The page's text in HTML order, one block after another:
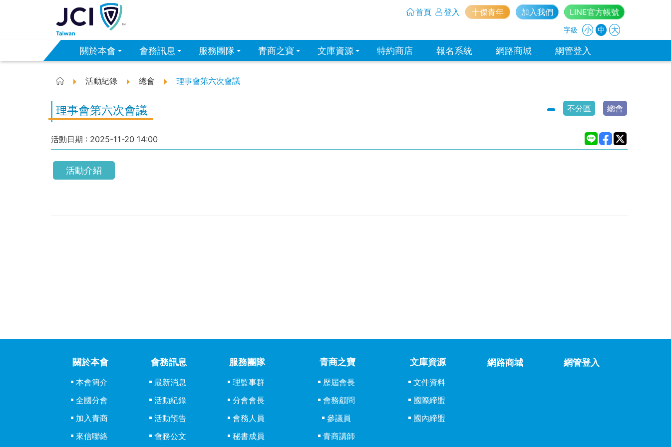
首頁 登入 十傑青年 加入我們 LINE官方帳號
字級 小 中 大
關於本會 會務訊息 服務團隊 青商之寶 文庫資源 特約商店 報名系統 網路商城 網管登入
活動紀錄 總會 理事會第六次會議
理事會第六次會議 不分區 總會
活動日期 : 2025-11-20 14:00
活動介紹
關於本會
本會簡介
全國分會
加入青商
來信聯絡
會務訊息
最新消息
活動紀錄
活動預告
會務公文
服務團隊
理監事群
分會會長
會務人員
秘書成員
青商之寶
歷屆會長
會務顧問
參議員
青商講師
文庫資源
文件資料
國際締盟
國內締盟
網路商城 網管登入